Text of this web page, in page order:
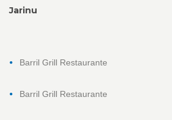
Jarinu
Barril Grill Restaurante
Barril Grill Restaurante